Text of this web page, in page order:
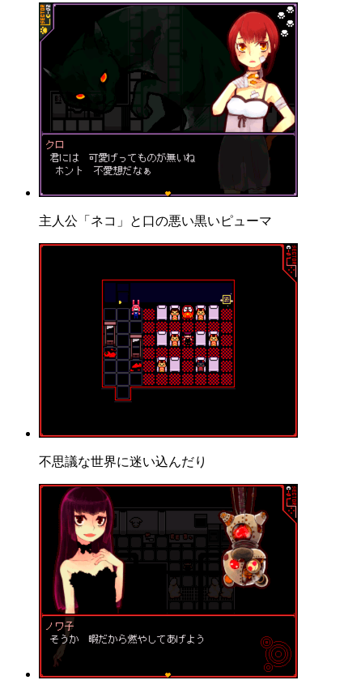
主人公「ネコ」と口の悪い黒いピューマ
不思議な世界に迷い込んだり